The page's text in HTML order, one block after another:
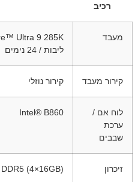
רכיב
מעבד
ליבות / 24 נימים
קירור מעבד קירור נוזלי
לוח אם /
ערכת
שבבים
Intel® B860
זיכרון (4×16GB)